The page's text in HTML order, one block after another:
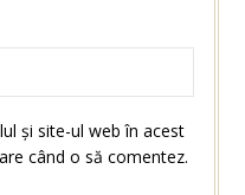
și site-ul web în acest
când o să comentez.